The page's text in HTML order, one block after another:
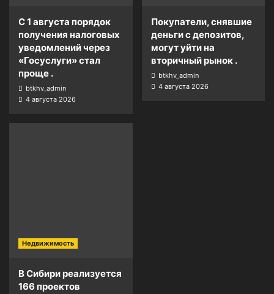
С 1 августа порядок
получения налоговых
уведомлений через
«Госуслуги» стал
проще .
btkhv_admin
4 августа 2026
Покупатели, снявшие
деньги с депозитов,
могут уйти на
вторичный рынок .
btkhv_admin
4 августа 2026
Недвижимость
В Сибири реализуется
166 проектов